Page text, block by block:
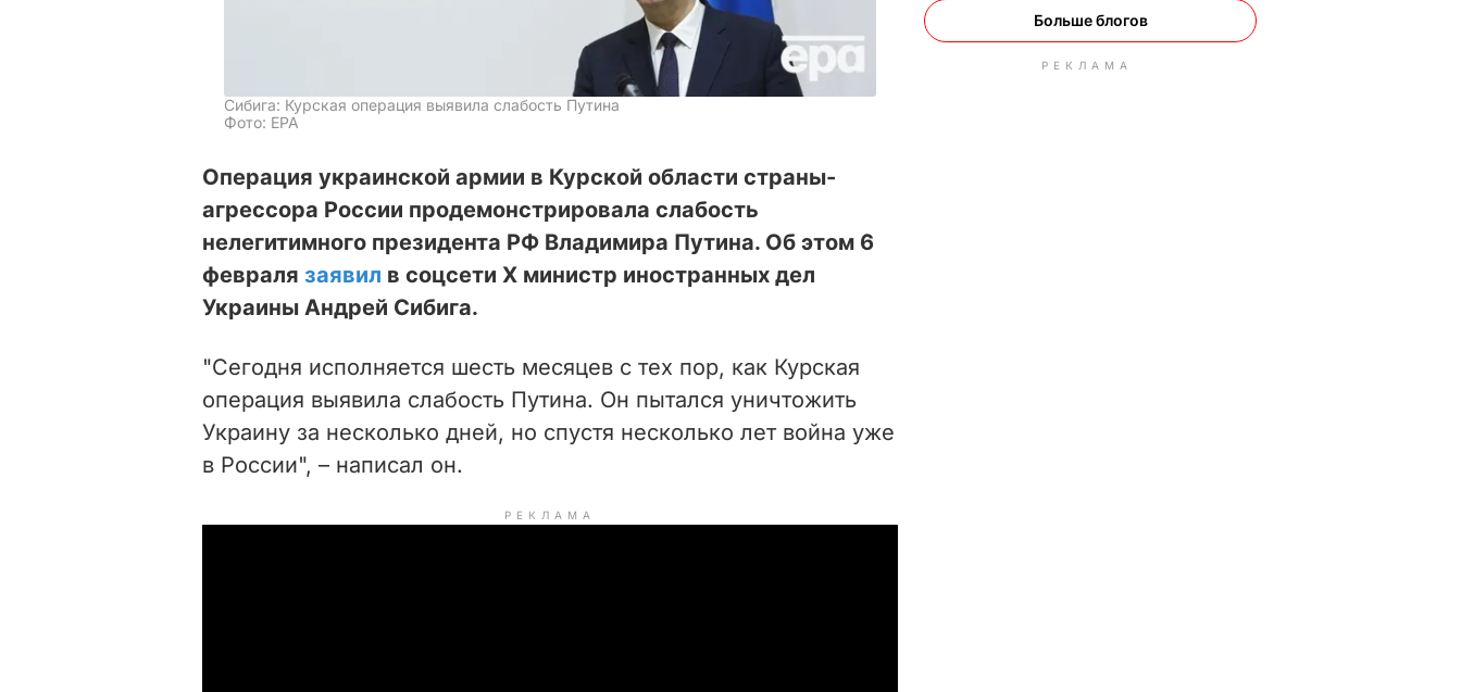
Сибига: Курская операция выявила слабость Путина
Фото: EPA
Операция украинской армии в Курской области страны-
агрессора России продемонстрировала слабость
нелегитимного президента РФ Владимира Путина. Об этом 6
февраля заявил в соцсети X министр иностранных дел
Украины Андрей Сибига.
"Сегодня исполняется шесть месяцев с тех пор, как Курская
операция выявила слабость Путина. Он пытался уничтожить
Украину за несколько дней, но спустя несколько лет война уже
в России", – написал он.
РЕКЛАМА
Больше блогов
РЕКЛАМА